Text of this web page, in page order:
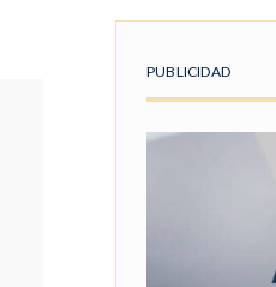
PUBLICIDAD